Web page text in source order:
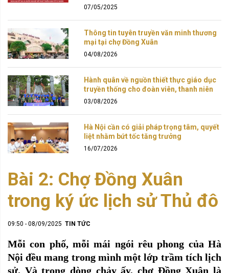
07/05/2025
Thông tin tuyên truyền văn minh thương
mại tại chợ Đồng Xuân
04/08/2026
Hành quân về nguồn thiết thực giáo dục
truyền thống cho đoàn viên, thanh niên
03/08/2026
Hà Nội cần có giải pháp trọng tâm, quyết
liệt nhằm bứt tốc tăng trưởng
16/07/2026
Bài 2: Chợ Đồng Xuân
trong ký ức lịch sử Thủ đô
09:50 - 08/09/2025 TIN TỨC
Mỗi con phố, mỗi mái ngói rêu phong của Hà
Nội đều mang trong mình một lớp trầm tích lịch
sử. Và trong dòng chảy ấy, chợ Đồng Xuân là